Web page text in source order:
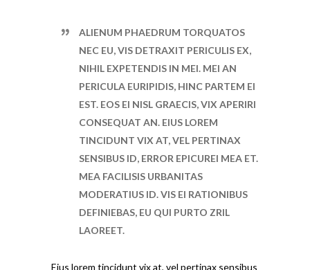
ALIENUM PHAEDRUM TORQUATOS
NEC EU, VIS DETRAXIT PERICULIS EX,
NIHIL EXPETENDIS IN MEI. MEI AN
PERICULA EURIPIDIS, HINC PARTEM EI
EST. EOS EI NISL GRAECIS, VIX APERIRI
CONSEQUAT AN. EIUS LOREM
TINCIDUNT VIX AT, VEL PERTINAX
SENSIBUS ID, ERROR EPICUREI MEA ET.
MEA FACILISIS URBANITAS
MODERATIUS ID. VIS EI RATIONIBUS
DEFINIEBAS, EU QUI PURTO ZRIL
LAOREET.
Eius lorem tincidunt vix at, vel pertinax sensibus